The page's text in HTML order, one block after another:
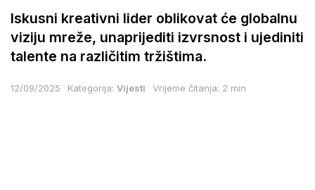
Iskusni kreativni lider oblikovat će globalnu
viziju mreže, unaprijediti izvrsnost i ujediniti
talente na različitim tržištima.
12/09/2025 Kategorija: Vijesti Vrijeme čitanja: 2 min